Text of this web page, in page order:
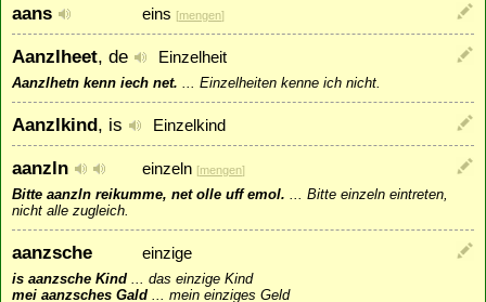
aans eins [mengen]
Aanzlheet, de Einzelheit
Aanzlhetn kenn iech net. Einzelheiten kenne ich nicht.
Aanzlkind, is Einzelkind
aanzln einzeln [mengen]
Bitte aanzln reikumme, net olle uff emol.
Bitte einzeln eintreten,
nicht alle zugleich.
aanzsche einzige
is aanzsche Kind
das einzige Kind
mei aanzsches Gald
mein einziges Geld